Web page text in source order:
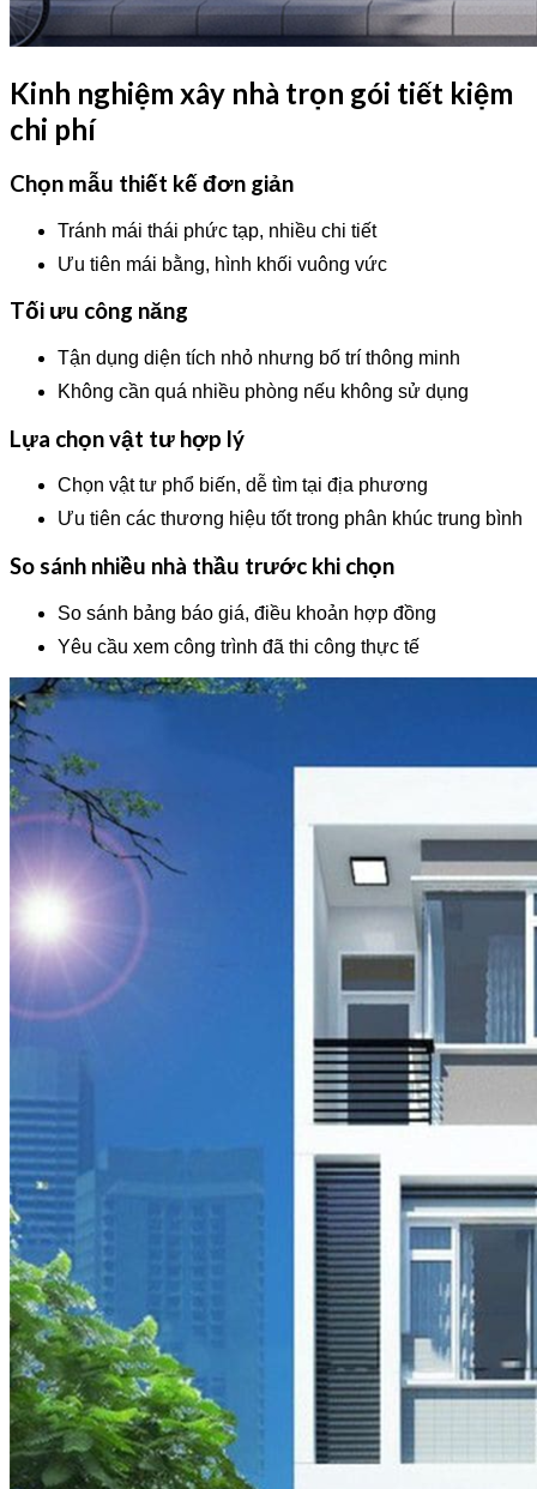
Kinh nghiệm xây nhà trọn gói tiết kiệm
chi phí
Chọn mẫu thiết kế đơn giản
Tránh mái thái phức tạp, nhiều chi tiết
Ưu tiên mái bằng, hình khối vuông vức
Tối ưu công năng
Tận dụng diện tích nhỏ nhưng bố trí thông minh
Không cần quá nhiều phòng nếu không sử dụng
Lựa chọn vật tư hợp lý
Chọn vật tư phổ biến, dễ tìm tại địa phương
Ưu tiên các thương hiệu tốt trong phân khúc trung bình
So sánh nhiều nhà thầu trước khi chọn
So sánh bảng báo giá, điều khoản hợp đồng
Yêu cầu xem công trình đã thi công thực tế